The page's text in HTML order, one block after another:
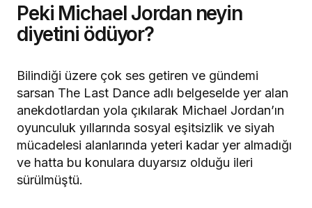
Peki Michael Jordan neyin
diyetini ödüyor?
Bilindiği üzere çok ses getiren ve gündemi
sarsan The Last Dance adlı belgeselde yer alan
anekdotlardan yola çıkılarak Michael Jordan’ın
oyunculuk yıllarında sosyal eşitsizlik ve siyah
mücadelesi alanlarında yeteri kadar yer almadığı
ve hatta bu konulara duyarsız olduğu ileri
sürülmüştü.